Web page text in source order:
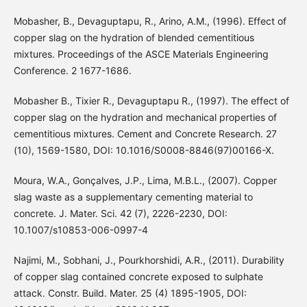
Mobasher, B., Devaguptapu, R., Arino, A.M., (1996). Effect of
copper slag on the hydration of blended cementitious
mixtures. Proceedings of the ASCE Materials Engineering
Conference. 2 1677-1686.
Mobasher B., Tixier R., Devaguptapu R., (1997). The effect of
copper slag on the hydration and mechanical properties of
cementitious mixtures. Cement and Concrete Research. 27
(10), 1569-1580, DOI: 10.1016/S0008-8846(97)00166-X.
Moura, W.A., Gonçalves, J.P., Lima, M.B.L., (2007). Copper
slag waste as a supplementary cementing material to
concrete. J. Mater. Sci. 42 (7), 2226-2230, DOI:
10.1007/s10853-006-0997-4
Najimi, M., Sobhani, J., Pourkhorshidi, A.R., (2011). Durability
of copper slag contained concrete exposed to sulphate
attack. Constr. Build. Mater. 25 (4) 1895-1905, DOI: